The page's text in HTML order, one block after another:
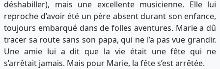
déshabiller), mais une excellente musicienne. Elle lui
reproche d’avoir été un père absent durant son enfance,
toujours embarqué dans de folles aventures. Marie a dû
tracer sa route sans son papa, qui ne l’a pas vue grandir.
Une amie lui a dit que la vie était une fête qui ne
s’arrêtait jamais. Mais pour Marie, la fête s’est arrêtée.